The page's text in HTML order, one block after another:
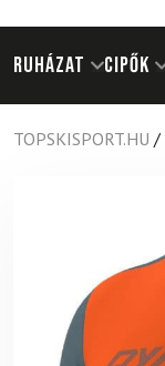
RUHÁZAT Cipők
TOPSKISPORT.HU /